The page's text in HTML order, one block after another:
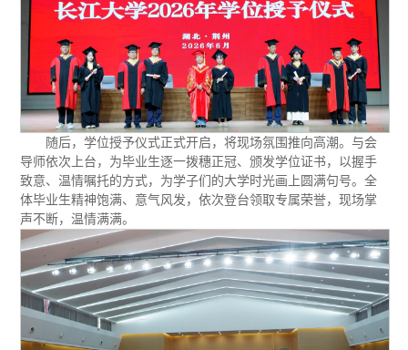
随后，学位授予仪式正式开启，将现场氛围推向高潮。与会
导师依次上台，为毕业生逐一拨穗正冠、颁发学位证书，以握手
致意、温情嘱托的方式，为学子们的大学时光画上圆满句号。全
体毕业生精神饱满、意气风发，依次登台领取专属荣誉，现场掌
声不断，温情满满。